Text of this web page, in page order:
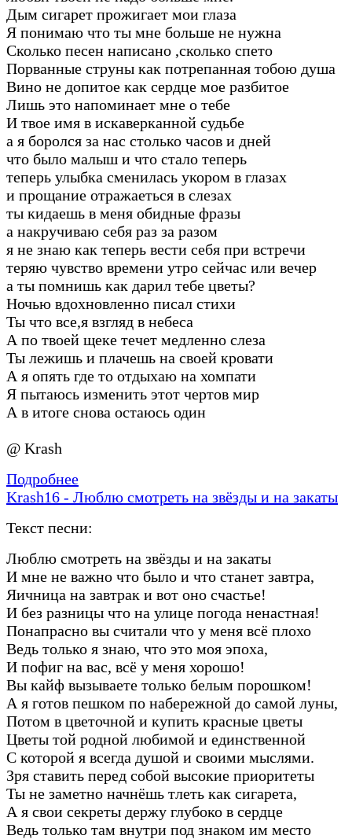
Дым сигарет прожигает мои глаза
Я понимаю что ты мне больше не нужна
Сколько песен написано ,сколько спето
Порванные струны как потрепанная тобою душа
Вино не допитое как сердце мое разбитое
Лишь это напоминает мне о тебе
И твое имя в искаверканной судьбе
а я боролся за нас столько часов и дней
что было малыш и что стало теперь
теперь улыбка сменилась укором в глазах
и прощание отражаеться в слезах
ты кидаешь в меня обидные фразы
а накручиваю себя раз за разом
я не знаю как теперь вести себя при встречи
теряю чувство времени утро сейчас или вечер
а ты помнишь как дарил тебе цветы?
Ночью вдохновленно писал стихи
Ты что все,я взгляд в небеса
А по твоей щеке течет медленно слеза
Ты лежишь и плачешь на своей кровати
А я опять где то отдыхаю на хомпати
Я пытаюсь изменить этот чертов мир
А в итоге снова остаюсь один
@ Krash
Подробнее
Krash16 - Люблю смотреть на звёзды и на закаты
Текст песни:
Люблю смотреть на звёзды и на закаты
И мне не важно что было и что станет завтра,
Яичница на завтрак и вот оно счастье!
И без разницы что на улице погода ненастная!
Понапрасно вы считали что у меня всё плохо
Ведь только я знаю, что это моя эпоха,
И пофиг на вас, всё у меня хорошо!
Вы кайф вызываете только белым порошком!
А я готов пешком по набережной до самой луны,
Потом в цветочной и купить красные цветы
Цветы той родной любимой и единственной
С которой я всегда душой и своими мыслями.
Зря ставить перед собой высокие приоритеты
Ты не заметно начнёшь тлеть как сигарета,
А я свои секреты держу глубоко в сердце
Ведь только там внутри под знаком им место